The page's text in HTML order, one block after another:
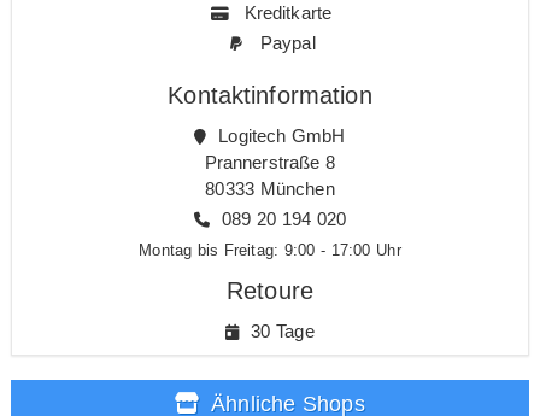
Kreditkarte
Paypal
Kontaktinformation
Logitech GmbH
Prannerstraße 8
80333 München
089 20 194 020
Montag bis Freitag: 9:00 - 17:00 Uhr
Retoure
30 Tage
Ähnliche Shops